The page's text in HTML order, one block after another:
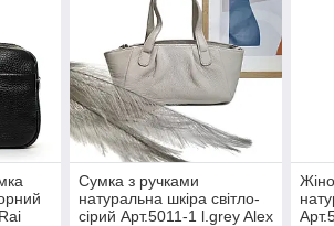
Сумка з ручками
натуральна шкіра світло-
сірий Арт.5011-1 l.grey Alex